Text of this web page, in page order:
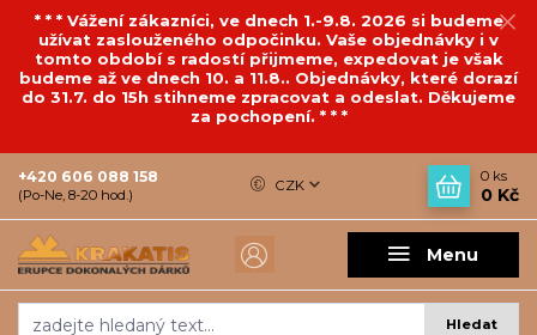
* * * Vážení zákazníci, ve dnech 1.-9.8. 2026 si budeme
užívat zaslouženého odpočinku. Vaše objednávky i v
tomto období s radostí přijmeme, expedovat je však
budeme až ve dnech 10. a 11.8.. Objednávky, které dorazí
do 31.7. do 15h stihneme zpracovat a odeslat. Děkujeme
za pochopení. * * *
Menu
CZK
Hledat
+420 606 088 158
(Po-Ne, 8-20 hod.)
0 ks
0 Kč